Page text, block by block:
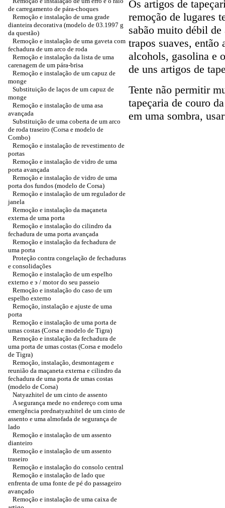
de carregamento de pára-choques
Remoção e instalação de uma grade
dianteira decorativa (modelo de 03.1997 g
da questão)
Remoção e instalação de uma gaveta com
fechadura de um arco de roda
Remoção e instalação da lista de uma
carenagem de um pára-brisa
Remoção e instalação de um capuz de
monge
Substituição de laços de um capuz de
monge
Remoção e instalação de uma asa
avançada
Substituição de uma coberta de um arco
de roda traseiro (Corsa e modelo de
Combo)
Remoção e instalação de revestimento de
portas
Remoção e instalação de vidro de uma
porta avançada
Remoção e instalação de vidro de uma
porta dos fundos (modelo de Corsa)
Remoção e instalação de um regulador de
janela
Remoção e instalação da maçaneta
externa de uma porta
Remoção e instalação do cilindro da
fechadura de uma porta avançada
Remoção e instalação da fechadura de
uma porta
Proteção contra congelação de fechaduras
e consolidações
Remoção e instalação de um espelho
externo e э / motor do seu passeio
Remoção e instalação do caso de um
espelho externo
Remoção, instalação e ajuste de uma
porta
Remoção e instalação de uma porta de
umas costas (Corsa e modelo de Tigra)
Remoção e instalação da fechadura de
uma porta de umas costas (Corsa e modelo
de Tigra)
Remoção, instalação, desmontagem e
reunião da maçaneta externa e cilindro da
fechadura de uma porta de umas costas
(modelo de Corsa)
Natyazhitel de um cinto de assento
A segurança mede no endereço com uma
emergência prednatyazhitel de um cinto de
assento e uma almofada de segurança de
lado
Remoção e instalação de um assento
dianteiro
Remoção e instalação de um assento
traseiro
Remoção e instalação do consolo central
Remoção e instalação de lado que
enfrenta de uma fonte de pé do passageiro
avançado
Remoção e instalação de uma caixa de
Os artigos de
remoção de lugares
sabão muito débil
trapos suaves, então
alcohols, gasolina e
de uns artigos de
Tente não permitir
tapeçaria de couro
em uma sombra,